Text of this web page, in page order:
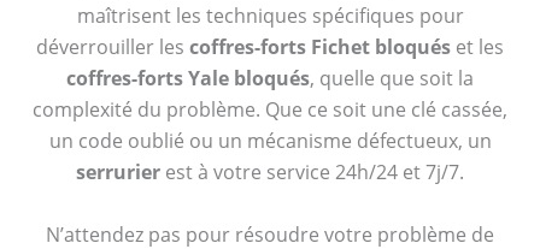
maîtrisent les techniques spécifiques pour
déverrouiller les coffres-forts Fichet bloqués et les
coffres-forts Yale bloqués, quelle que soit la
complexité du problème. Que ce soit une clé cassée,
un code oublié ou un mécanisme défectueux, un
serrurier est à votre service 24h/24 et 7j/7.
N’attendez pas pour résoudre votre problème de